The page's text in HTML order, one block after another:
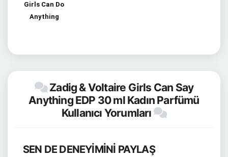
Girls Can Do
Anything
Zadig & Voltaire Girls Can Say
Anything EDP 30 ml Kadın Parfümü
Kullanıcı Yorumları
SEN DE DENEYİMİNİ PAYLAŞ